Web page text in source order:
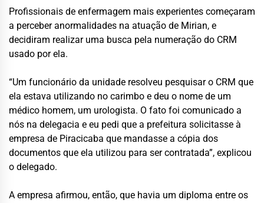
Profissionais de enfermagem mais experientes começaram
a perceber anormalidades na atuação de Mirian, e
decidiram realizar uma busca pela numeração do CRM
usado por ela.
“Um funcionário da unidade resolveu pesquisar o CRM que
ela estava utilizando no carimbo e deu o nome de um
médico homem, um urologista. O fato foi comunicado a
nós na delegacia e eu pedi que a prefeitura solicitasse à
empresa de Piracicaba que mandasse a cópia dos
documentos que ela utilizou para ser contratada”, explicou
o delegado.
A empresa afirmou, então, que havia um diploma entre os